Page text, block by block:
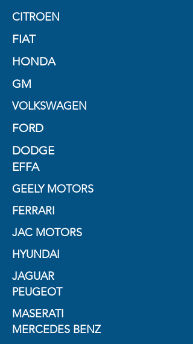
CITROEN
FIAT
HONDA
GM
VOLKSWAGEN
FORD
DODGE
EFFA
GEELY MOTORS
FERRARI
JAC MOTORS
HYUNDAI
JAGUAR
PEUGEOT
MASERATI
MERCEDES BENZ